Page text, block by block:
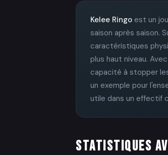
Kelee Ringo est un
saison après saison.
caractéristiques
plus haut niveau. Avec
capacité à stopper
un exemple pour
utile dans un effectif
STATISTIQUES